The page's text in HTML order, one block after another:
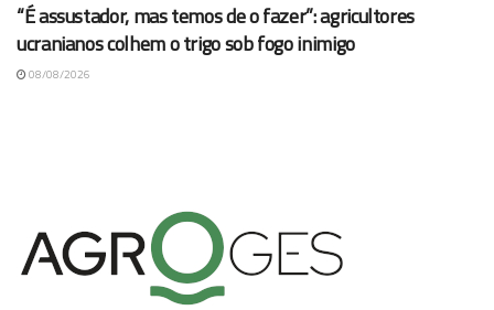
“É assustador, mas temos de o fazer”: agricultores
ucranianos colhem o trigo sob fogo inimigo
08/08/2026